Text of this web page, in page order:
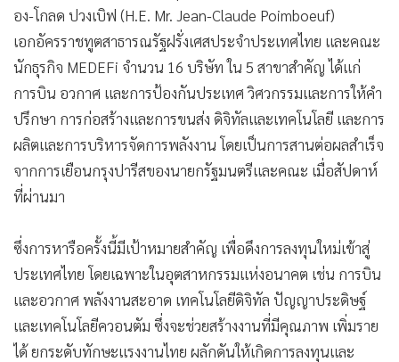
• Motoring
• เกม
• วิทยาศาสตร์
• SMEs
• หุ้น
• อินโดจีน
• กองทุนรวม
• Celeb Online
• ญี่ปุ่น
Gotomanager
อง-โกลด ปวงเบิฟ (H.E. Mr. Jean-Claude Poimboeuf)
เอกอัครราชทูตสาธารณรัฐฝรั่งเศสประจำประเทศไทย และคณะ
นักธุรกิจ MEDEFi จำนวน 16 บริษัท ใน 5 สาขาสำคัญ ได้แก่
การบิน อวกาศ และการป้องกันประเทศ วิศวกรรมและการให้คำ
ปรึกษา การก่อสร้างและการขนส่ง ดิจิทัลและเทคโนโลยี และการ
ผลิตและการบริหารจัดการพลังงาน โดยเป็นการสานต่อผลสำเร็จ
จากการเยือนกรุงปารีสของนายกรัฐมนตรีและคณะ เมื่อสัปดาห์
ที่ผ่านมา
ซึ่งการหารือครั้งนี้มีเป้าหมายสำคัญ เพื่อดึงการลงทุนใหม่เข้าสู่
ประเทศไทย โดยเฉพาะในอุตสาหกรรมแห่งอนาคต เช่น การบิน
และอวกาศ พลังงานสะอาด เทคโนโลยีดิจิทัล ปัญญาประดิษฐ์
และเทคโนโลยีควอนตัม ซึ่งจะช่วยสร้างงานที่มีคุณภาพ เพิ่มราย
ได้ ยกระดับทักษะแรงงานไทย ผลักดันให้เกิดการลงทุนและ